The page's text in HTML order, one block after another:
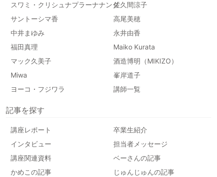
スワミ・クリシュナプラーナナンダ佐久間涼子
サントーシマ香
高尾美穂
中井まゆみ
永井由香
福田真理
Maiko Kurata
マック久美子
酒造博明（MIKIZO）
Miwa
峯岸道子
ヨーコ・フジワラ
講師一覧
記事を探す
講座レポート
卒業生紹介
インタビュー
担当者メッセージ
講座関連資料
ベーさんの記事
かめこの記事
じゅんじゅんの記事